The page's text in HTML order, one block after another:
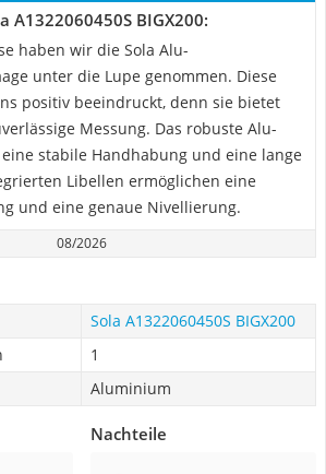
A1322060450S BIGX200:
haben wir die Sola Alu-
unter die Lupe genommen. Diese
positiv beeindruckt, denn sie bietet
Messung. Das robuste Alu-
stabile Handhabung und eine lange
Libellen ermöglichen eine
und eine genaue Nivellierung.
08/2026
Sola A1322060450S BIGX200
1
Aluminium
Nachteile